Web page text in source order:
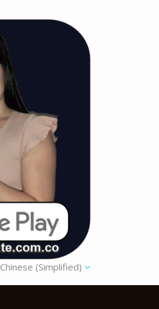
Chinese (Simplified)